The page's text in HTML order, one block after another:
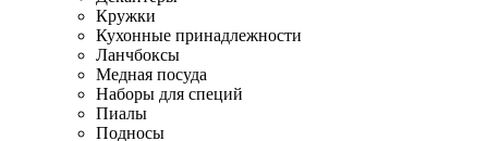
Кружки
Кухонные принадлежности
Ланчбоксы
Медная посуда
Наборы для специй
Пиалы
Подносы